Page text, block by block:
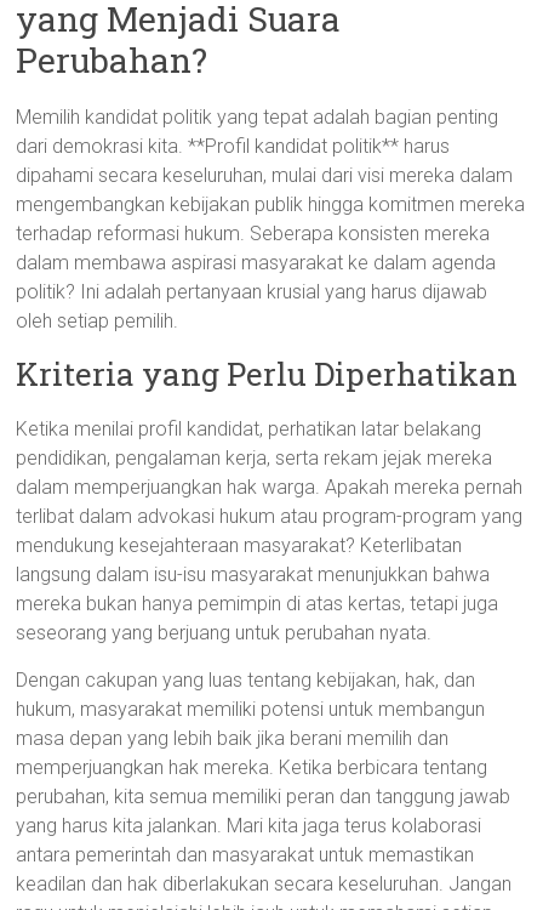
yang Menjadi Suara
Perubahan?
Memilih kandidat politik yang tepat adalah bagian penting
dari demokrasi kita. **Profil kandidat politik** harus
dipahami secara keseluruhan, mulai dari visi mereka dalam
mengembangkan kebijakan publik hingga komitmen mereka
terhadap reformasi hukum. Seberapa konsisten mereka
dalam membawa aspirasi masyarakat ke dalam agenda
politik? Ini adalah pertanyaan krusial yang harus dijawab
oleh setiap pemilih.
Kriteria yang Perlu Diperhatikan
Ketika menilai profil kandidat, perhatikan latar belakang
pendidikan, pengalaman kerja, serta rekam jejak mereka
dalam memperjuangkan hak warga. Apakah mereka pernah
terlibat dalam advokasi hukum atau program-program yang
mendukung kesejahteraan masyarakat? Keterlibatan
langsung dalam isu-isu masyarakat menunjukkan bahwa
mereka bukan hanya pemimpin di atas kertas, tetapi juga
seseorang yang berjuang untuk perubahan nyata.
Dengan cakupan yang luas tentang kebijakan, hak, dan
hukum, masyarakat memiliki potensi untuk membangun
masa depan yang lebih baik jika berani memilih dan
memperjuangkan hak mereka. Ketika berbicara tentang
perubahan, kita semua memiliki peran dan tanggung jawab
yang harus kita jalankan. Mari kita jaga terus kolaborasi
antara pemerintah dan masyarakat untuk memastikan
keadilan dan hak diberlakukan secara keseluruhan. Jangan